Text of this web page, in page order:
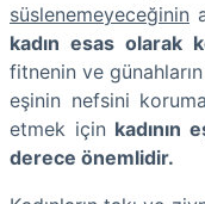
süslenemeyeceğinin
kadın esas olarak
fitnenin ve
eşinin nefsini
etmek için kadının
derece önemlidir.